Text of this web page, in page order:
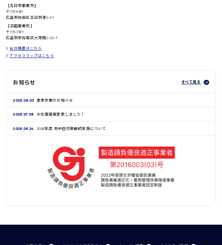
鳥取県
【五日市事業所】
〒731-5161
広島市佐伯区五日市港2-2-1
【沼田事業所】
〒731-3167
広島市安佐南区大塚西2-22-7
会社概要はこちら
アクセスマップはこちら
お知らせ すべて見る
2026.08.03 夏季休業のお知らせ
2026.07.06 お仕事情報更新しました！
2026.06.24 2026年度 熱中症対策継続実施について